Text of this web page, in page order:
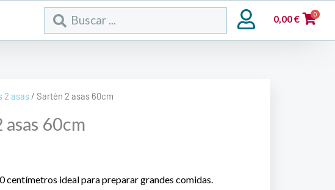
Search
...
0,00€ 0
2 asas/ Sartén 2 asas 60cm
60cm
centímetros ideal para preparar grandes comidas.